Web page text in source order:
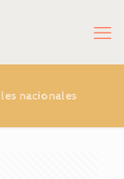
nacionales